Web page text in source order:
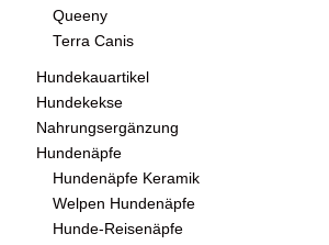
Queeny
Terra Canis
Hundekauartikel
Hundekekse
Nahrungsergänzung
Hundenäpfe
Hundenäpfe Keramik
Welpen Hundenäpfe
Hunde-Reisenäpfe